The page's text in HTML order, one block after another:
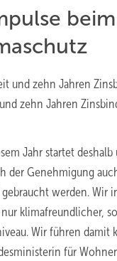
und zehn Jahren
zehn Jahren
Jahr startet
der Genehmigung
werden. Wir
klimafreundlicher,
Wir führen
für